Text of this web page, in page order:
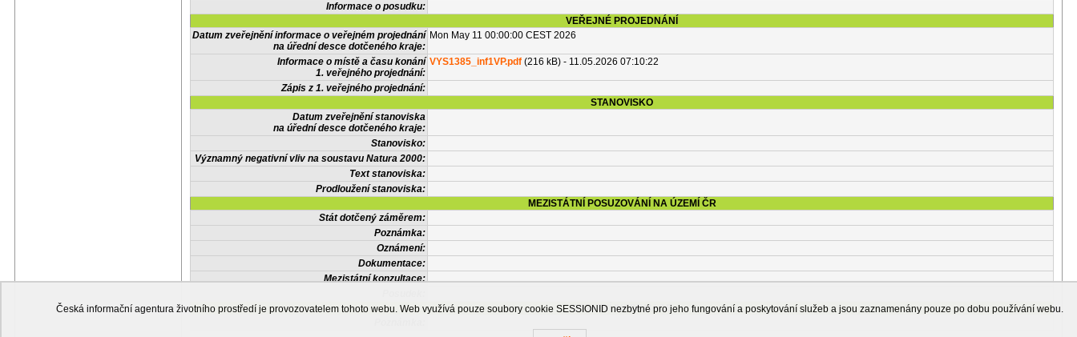
Informace o posudku:
VEŘEJNÉ PROJEDNÁNÍ
Datum zveřejnění informace o veřejném projednání
na úřední desce dotčeného kraje:
Mon May 11 00:00:00 CEST 2026
Informace o místě a času konání
1. veřejného projednání:
VYS1385_inf1VP.pdf (216 kB) - 11.05.2026 07:10:22
Zápis z 1. veřejného projednání:
STANOVISKO
Datum zveřejnění stanoviska
na úřední desce dotčeného kraje:
Stanovisko:
Významný negativní vliv na soustavu Natura 2000:
Text stanoviska:
Prodloužení stanoviska:
MEZISTÁTNÍ POSUZOVÁNÍ NA ÚZEMÍ ČR
Stát dotčený záměrem:
Poznámka:
Oznámení:
Dokumentace:
Mezistátní konzultace:
OSTATNÍ INFORMACE
Česká informační agentura životního prostředí je provozovatelem tohoto webu. Web využívá pouze soubory cookie SESSIONID nezbytné pro jeho fungování a poskytování služeb a jsou zaznamenány pouze po dobu používání webu.